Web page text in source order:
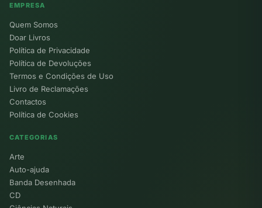
EMPRESA
Quem Somos
Doar Livros
Política de Privacidade
Política de Devoluções
Termos e Condições de Uso
Livro de Reclamações
Contactos
Política de Cookies
CATEGORIAS
Arte
Auto-ajuda
Banda Desenhada
CD